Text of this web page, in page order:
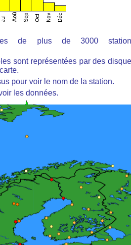
de plus de 3000
sont représentées par des
pour voir le nom de la station.
les données.